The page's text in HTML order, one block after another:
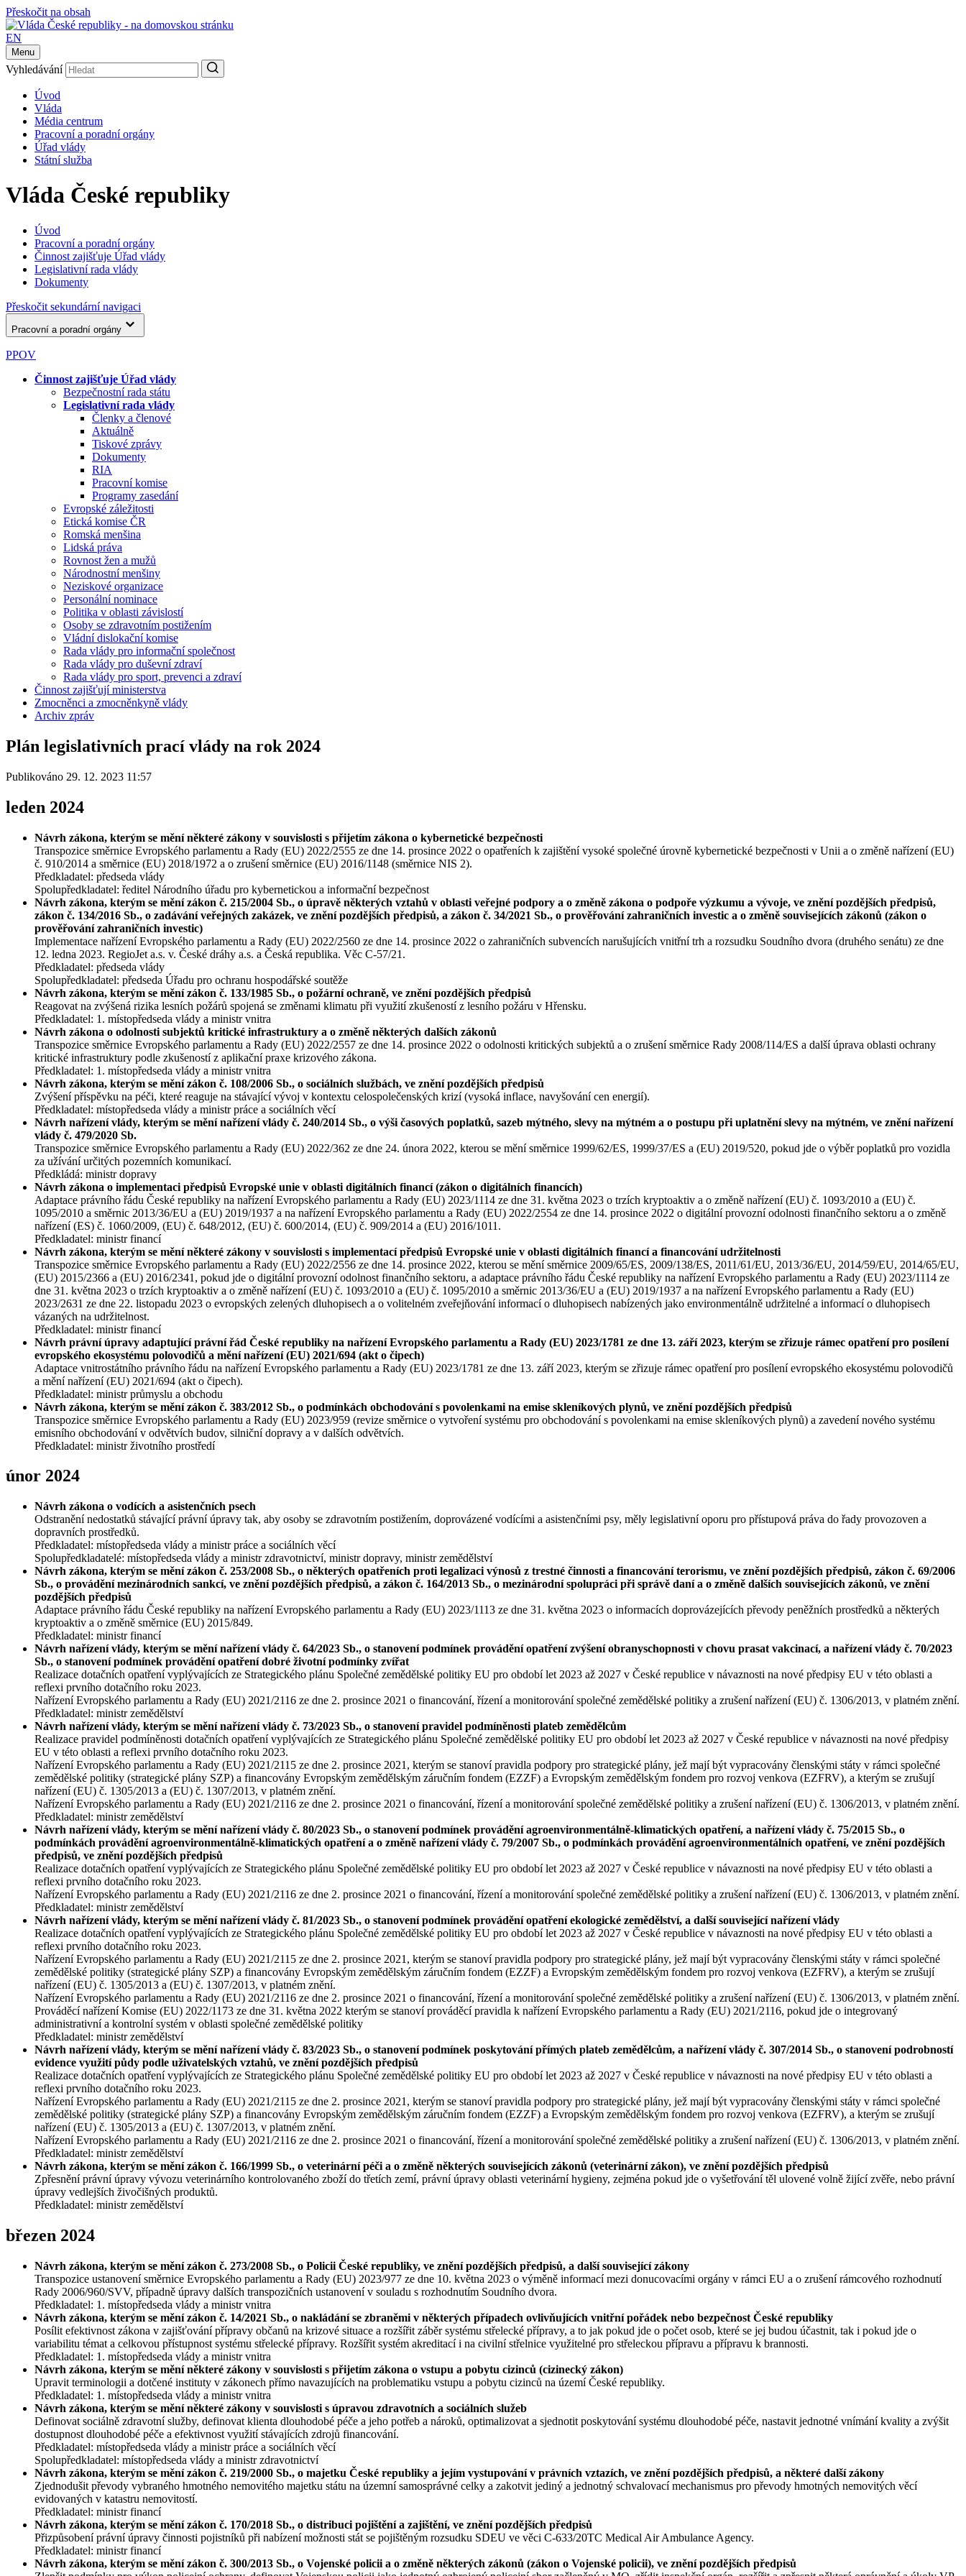
Přeskočit na obsah
EN
Menu
Vyhledávání
Úvod
Vláda
Média centrum
Pracovní a poradní orgány
Úřad vlády
Státní služba
Vláda České republiky
Úvod
Pracovní a poradní orgány
Činnost zajišťuje Úřad vlády
Legislativní rada vlády
Dokumenty
Přeskočit sekundární navigaci
Pracovní a poradní orgány
PPOV
Činnost zajišťuje Úřad vlády
Bezpečnostní rada státu
Legislativní rada vlády
Členky a členové
Aktuálně
Tiskové zprávy
Dokumenty
RIA
Pracovní komise
Programy zasedání
Evropské záležitosti
Etická komise ČR
Romská menšina
Lidská práva
Rovnost žen a mužů
Národnostní menšiny
Neziskové organizace
Personální nominace
Politika v oblasti závislostí
Osoby se zdravotním postižením
Vládní dislokační komise
Rada vlády pro informační společnost
Rada vlády pro duševní zdraví
Rada vlády pro sport, prevenci a zdraví
Činnost zajišťují ministerstva
Zmocněnci a zmocněnkyně vlády
Archiv zpráv
Plán legislativních prací vlády na rok 2024
Publikováno 29. 12. 2023 11:57
leden 2024
Návrh zákona, kterým se mění některé zákony v souvislosti s přijetím zákona o kybernetické bezpečnosti
Transpozice směrnice Evropského parlamentu a Rady (EU) 2022/2555 ze dne 14. prosince 2022 o opatřeních k zajištění vysoké společné úrovně kybernetické bezpečnosti v Unii a o změně nařízení (EU)
č. 910/2014 a směrnice (EU) 2018/1972 a o zrušení směrnice (EU) 2016/1148 (směrnice NIS 2).
Předkladatel: předseda vlády
Spolupředkladatel: ředitel Národního úřadu pro kybernetickou a informační bezpečnost
Návrh zákona, kterým se mění zákon č. 215/2004 Sb., o úpravě některých vztahů v oblasti veřejné podpory a o změně zákona o podpoře výzkumu a vývoje, ve znění pozdějších předpisů,
zákon č. 134/2016 Sb., o zadávání veřejných zakázek, ve znění pozdějších předpisů, a zákon č. 34/2021 Sb., o prověřování zahraničních investic a o změně souvisejících zákonů (zákon o
prověřování zahraničních investic)
Implementace nařízení Evropského parlamentu a Rady (EU) 2022/2560 ze dne 14. prosince 2022 o zahraničních subvencích narušujících vnitřní trh a rozsudku Soudního dvora (druhého senátu) ze dne
12. ledna 2023. RegioJet a.s. v. České dráhy a.s. a Česká republika. Věc C-57/21.
Předkladatel: předseda vlády
Spolupředkladatel: předseda Úřadu pro ochranu hospodářské soutěže
Návrh zákona, kterým se mění zákon č. 133/1985 Sb., o požární ochraně, ve znění pozdějších předpisů
Reagovat na zvýšená rizika lesních požárů spojená se změnami klimatu při využití zkušeností z lesního požáru v Hřensku.
Předkladatel: 1. místopředseda vlády a ministr vnitra
Návrh zákona o odolnosti subjektů kritické infrastruktury a o změně některých dalších zákonů
Transpozice směrnice Evropského parlamentu a Rady (EU) 2022/2557 ze dne 14. prosince 2022 o odolnosti kritických subjektů a o zrušení směrnice Rady 2008/114/ES a další úprava oblasti ochrany
kritické infrastruktury podle zkušeností z aplikační praxe krizového zákona.
Předkladatel: 1. místopředseda vlády a ministr vnitra
Návrh zákona, kterým se mění zákon č. 108/2006 Sb., o sociálních službách, ve znění pozdějších předpisů
Zvýšení příspěvku na péči, které reaguje na stávající vývoj v kontextu celospolečenských krizí (vysoká inflace, navyšování cen energií).
Předkladatel: místopředseda vlády a ministr práce a sociálních věcí
Návrh nařízení vlády, kterým se mění nařízení vlády č. 240/2014 Sb., o výši časových poplatků, sazeb mýtného, slevy na mýtném a o postupu při uplatnění slevy na mýtném, ve znění nařízení
vlády č. 479/2020 Sb.
Transpozice směrnice Evropského parlamentu a Rady (EU) 2022/362 ze dne 24. února 2022, kterou se mění směrnice 1999/62/ES, 1999/37/ES a (EU) 2019/520, pokud jde o výběr poplatků pro vozidla
za užívání určitých pozemních komunikací.
Předkládá: ministr dopravy
Návrh zákona o implementaci předpisů Evropské unie v oblasti digitálních financí (zákon o digitálních financích)
Adaptace právního řádu České republiky na nařízení Evropského parlamentu a Rady (EU) 2023/1114 ze dne 31. května 2023 o trzích kryptoaktiv a o změně nařízení (EU) č. 1093/2010 a (EU) č.
1095/2010 a směrnic 2013/36/EU a (EU) 2019/1937 a na nařízení Evropského parlamentu a Rady (EU) 2022/2554 ze dne 14. prosince 2022 o digitální provozní odolnosti finančního sektoru a o změně
nařízení (ES) č. 1060/2009, (EU) č. 648/2012, (EU) č. 600/2014, (EU) č. 909/2014 a (EU) 2016/1011.
Předkladatel: ministr financí
Návrh zákona, kterým se mění některé zákony v souvislosti s implementací předpisů Evropské unie v oblasti digitálních financí a financování udržitelnosti
Transpozice směrnice Evropského parlamentu a Rady (EU) 2022/2556 ze dne 14. prosince 2022, kterou se mění směrnice 2009/65/ES, 2009/138/ES, 2011/61/EU, 2013/36/EU, 2014/59/EU, 2014/65/EU,
(EU) 2015/2366 a (EU) 2016/2341, pokud jde o digitální provozní odolnost finančního sektoru, a adaptace právního řádu České republiky na nařízení Evropského parlamentu a Rady (EU) 2023/1114 ze
dne 31. května 2023 o trzích kryptoaktiv a o změně nařízení (EU) č. 1093/2010 a (EU) č. 1095/2010 a směrnic 2013/36/EU a (EU) 2019/1937 a na nařízení Evropského parlamentu a Rady (EU)
2023/2631 ze dne 22. listopadu 2023 o evropských zelených dluhopisech a o volitelném zveřejňování informací o dluhopisech nabízených jako environmentálně udržitelné a informací o dluhopisech
vázaných na udržitelnost.
Předkladatel: ministr financí
Návrh právní úpravy adaptující právní řád České republiky na nařízení Evropského parlamentu a Rady (EU) 2023/1781 ze dne 13. září 2023, kterým se zřizuje rámec opatření pro posílení
evropského ekosystému polovodičů a mění nařízení (EU) 2021/694 (akt o čipech)
Adaptace vnitrostátního právního řádu na nařízení Evropského parlamentu a Rady (EU) 2023/1781 ze dne 13. září 2023, kterým se zřizuje rámec opatření pro posílení evropského ekosystému polovodičů
a mění nařízení (EU) 2021/694 (akt o čipech).
Předkladatel: ministr průmyslu a obchodu
Návrh zákona, kterým se mění zákon č. 383/2012 Sb., o podmínkách obchodování s povolenkami na emise skleníkových plynů, ve znění pozdějších předpisů
Transpozice směrnice Evropského parlamentu a Rady (EU) 2023/959 (revize směrnice o vytvoření systému pro obchodování s povolenkami na emise skleníkových plynů) a zavedení nového systému
emisního obchodování v odvětvích budov, silniční dopravy a v dalších odvětvích.
Předkladatel: ministr životního prostředí
únor 2024
Návrh zákona o vodících a asistenčních psech
Odstranění nedostatků stávající právní úpravy tak, aby osoby se zdravotním postižením, doprovázené vodícími a asistenčními psy, měly legislativní oporu pro přístupová práva do řady provozoven a
dopravních prostředků.
Předkladatel: místopředseda vlády a ministr práce a sociálních věcí
Spolupředkladatelé: místopředseda vlády a ministr zdravotnictví, ministr dopravy, ministr zemědělství
Návrh zákona, kterým se mění zákon č. 253/2008 Sb., o některých opatřeních proti legalizaci výnosů z trestné činnosti a financování terorismu, ve znění pozdějších předpisů, zákon č. 69/2006
Sb., o provádění mezinárodních sankcí, ve znění pozdějších předpisů, a zákon č. 164/2013 Sb., o mezinárodní spolupráci při správě daní a o změně dalších souvisejících zákonů, ve znění
pozdějších předpisů
Adaptace právního řádu České republiky na nařízení Evropského parlamentu a Rady (EU) 2023/1113 ze dne 31. května 2023 o informacích doprovázejících převody peněžních prostředků a některých
kryptoaktiv a o změně směrnice (EU) 2015/849.
Předkladatel: ministr financí
Návrh nařízení vlády, kterým se mění nařízení vlády č. 64/2023 Sb., o stanovení podmínek provádění opatření zvýšení obranyschopnosti v chovu prasat vakcinací, a nařízení vlády č. 70/2023
Sb., o stanovení podmínek provádění opatření dobré životní podmínky zvířat
Realizace dotačních opatření vyplývajících ze Strategického plánu Společné zemědělské politiky EU pro období let 2023 až 2027 v České republice v návaznosti na nové předpisy EU v této oblasti a
reflexi prvního dotačního roku 2023.
Nařízení Evropského parlamentu a Rady (EU) 2021/2116 ze dne 2. prosince 2021 o financování, řízení a monitorování společné zemědělské politiky a zrušení nařízení (EU) č. 1306/2013, v platném znění.
Předkladatel: ministr zemědělství
Návrh nařízení vlády, kterým se mění nařízení vlády č. 73/2023 Sb., o stanovení pravidel podmíněnosti plateb zemědělcům
Realizace pravidel podmíněnosti dotačních opatření vyplývajících ze Strategického plánu Společné zemědělské politiky EU pro období let 2023 až 2027 v České republice v návaznosti na nové předpisy
EU v této oblasti a reflexi prvního dotačního roku 2023.
Nařízení Evropského parlamentu a Rady (EU) 2021/2115 ze dne 2. prosince 2021, kterým se stanoví pravidla podpory pro strategické plány, jež mají být vypracovány členskými státy v rámci společné
zemědělské politiky (strategické plány SZP) a financovány Evropským zemědělským záručním fondem (EZZF) a Evropským zemědělským fondem pro rozvoj venkova (EZFRV), a kterým se zrušují
nařízení (EU) č. 1305/2013 a (EU) č. 1307/2013, v platném znění.
Nařízení Evropského parlamentu a Rady (EU) 2021/2116 ze dne 2. prosince 2021 o financování, řízení a monitorování společné zemědělské politiky a zrušení nařízení (EU) č. 1306/2013, v platném znění.
Předkladatel: ministr zemědělství
Návrh nařízení vlády, kterým se mění nařízení vlády č. 80/2023 Sb., o stanovení podmínek provádění agroenvironmentálně-klimatických opatření, a nařízení vlády č. 75/2015 Sb., o
podmínkách provádění agroenvironmentálně-klimatických opatření a o změně nařízení vlády č. 79/2007 Sb., o podmínkách provádění agroenvironmentálních opatření, ve znění pozdějších
předpisů, ve znění pozdějších předpisů
Realizace dotačních opatření vyplývajících ze Strategického plánu Společné zemědělské politiky EU pro období let 2023 až 2027 v České republice v návaznosti na nové předpisy EU v této oblasti a
reflexi prvního dotačního roku 2023.
Nařízení Evropského parlamentu a Rady (EU) 2021/2116 ze dne 2. prosince 2021 o financování, řízení a monitorování společné zemědělské politiky a zrušení nařízení (EU) č. 1306/2013, v platném znění.
Předkladatel: ministr zemědělství
Návrh nařízení vlády, kterým se mění nařízení vlády č. 81/2023 Sb., o stanovení podmínek provádění opatření ekologické zemědělství, a další související nařízení vlády
Realizace dotačních opatření vyplývajících ze Strategického plánu Společné zemědělské politiky EU pro období let 2023 až 2027 v České republice v návaznosti na nové předpisy EU v této oblasti a
reflexi prvního dotačního roku 2023.
Nařízení Evropského parlamentu a Rady (EU) 2021/2115 ze dne 2. prosince 2021, kterým se stanoví pravidla podpory pro strategické plány, jež mají být vypracovány členskými státy v rámci společné
zemědělské politiky (strategické plány SZP) a financovány Evropským zemědělským záručním fondem (EZZF) a Evropským zemědělským fondem pro rozvoj venkova (EZFRV), a kterým se zrušují
nařízení (EU) č. 1305/2013 a (EU) č. 1307/2013, v platném znění.
Nařízení Evropského parlamentu a Rady (EU) 2021/2116 ze dne 2. prosince 2021 o financování, řízení a monitorování společné zemědělské politiky a zrušení nařízení (EU) č. 1306/2013, v platném znění.
Prováděcí nařízení Komise (EU) 2022/1173 ze dne 31. května 2022 kterým se stanoví prováděcí pravidla k nařízení Evropského parlamentu a Rady (EU) 2021/2116, pokud jde o integrovaný
administrativní a kontrolní systém v oblasti společné zemědělské politiky
Předkladatel: ministr zemědělství
Návrh nařízení vlády, kterým se mění nařízení vlády č. 83/2023 Sb., o stanovení podmínek poskytování přímých plateb zemědělcům, a nařízení vlády č. 307/2014 Sb., o stanovení podrobností
evidence využití půdy podle uživatelských vztahů, ve znění pozdějších předpisů
Realizace dotačních opatření vyplývajících ze Strategického plánu Společné zemědělské politiky EU pro období let 2023 až 2027 v České republice v návaznosti na nové předpisy EU v této oblasti a
reflexi prvního dotačního roku 2023.
Nařízení Evropského parlamentu a Rady (EU) 2021/2115 ze dne 2. prosince 2021, kterým se stanoví pravidla podpory pro strategické plány, jež mají být vypracovány členskými státy v rámci společné
zemědělské politiky (strategické plány SZP) a financovány Evropským zemědělským záručním fondem (EZZF) a Evropským zemědělským fondem pro rozvoj venkova (EZFRV), a kterým se zrušují
nařízení (EU) č. 1305/2013 a (EU) č. 1307/2013, v platném znění.
Nařízení Evropského parlamentu a Rady (EU) 2021/2116 ze dne 2. prosince 2021 o financování, řízení a monitorování společné zemědělské politiky a zrušení nařízení (EU) č. 1306/2013, v platném znění.
Předkladatel: ministr zemědělství
Návrh zákona, kterým se mění zákon č. 166/1999 Sb., o veterinární péči a o změně některých souvisejících zákonů (veterinární zákon), ve znění pozdějších předpisů
Zpřesnění právní úpravy vývozu veterinárního kontrolovaného zboží do třetích zemí, právní úpravy oblasti veterinární hygieny, zejména pokud jde o vyšetřování těl ulovené volně žijící zvěře, nebo právní
úpravy vedlejších živočišných produktů.
Předkladatel: ministr zemědělství
březen 2024
Návrh zákona, kterým se mění zákon č. 273/2008 Sb., o Policii České republiky, ve znění pozdějších předpisů, a další související zákony
Transpozice ustanovení směrnice Evropského parlamentu a Rady (EU) 2023/977 ze dne 10. května 2023 o výměně informací mezi donucovacími orgány v rámci EU a o zrušení rámcového rozhodnutí
Rady 2006/960/SVV, případně úpravy dalších transpozičních ustanovení v souladu s rozhodnutím Soudního dvora.
Předkladatel: 1. místopředseda vlády a ministr vnitra
Návrh zákona, kterým se mění zákon č. 14/2021 Sb., o nakládání se zbraněmi v některých případech ovlivňujících vnitřní pořádek nebo bezpečnost České republiky
Posílit efektivnost zákona v zajišťování přípravy občanů na krizové situace a rozšířit záběr systému střelecké přípravy, a to jak pokud jde o počet osob, které se jej budou účastnit, tak i pokud jde o
variabilitu témat a celkovou přístupnost systému střelecké přípravy. Rozšířit systém akreditací i na civilní střelnice využitelné pro střeleckou přípravu a přípravu k brannosti.
Předkladatel: 1. místopředseda vlády a ministr vnitra
Návrh zákona, kterým se mění některé zákony v souvislosti s přijetím zákona o vstupu a pobytu cizinců (cizinecký zákon)
Upravit terminologii a dotčené instituty v zákonech přímo navazujících na problematiku vstupu a pobytu cizinců na území České republiky.
Předkladatel: 1. místopředseda vlády a ministr vnitra
Návrh zákona, kterým se mění některé zákony v souvislosti s úpravou zdravotních a sociálních služeb
Definovat sociálně zdravotní služby, definovat klienta dlouhodobé péče a jeho potřeb a nároků, optimalizovat a sjednotit poskytování systému dlouhodobé péče, nastavit jednotné vnímání kvality a zvýšit
dostupnost dlouhodobé péče a efektivnost využití stávajících zdrojů financování.
Předkladatel: místopředseda vlády a ministr práce a sociálních věcí
Spolupředkladatel: místopředseda vlády a ministr zdravotnictví
Návrh zákona, kterým se mění zákon č. 219/2000 Sb., o majetku České republiky a jejím vystupování v právních vztazích, ve znění pozdějších předpisů, a některé další zákony
Zjednodušit převody vybraného hmotného nemovitého majetku státu na územní samosprávné celky a zakotvit jediný a jednotný schvalovací mechanismus pro převody hmotných nemovitých věcí
evidovaných v katastru nemovitostí.
Předkladatel: ministr financí
Návrh zákona, kterým se mění zákon č. 170/2018 Sb., o distribuci pojištění a zajištění, ve znění pozdějších předpisů
Přizpůsobení právní úpravy činnosti pojistníků při nabízení možnosti stát se pojištěným rozsudku SDEU ve věci C-633/20TC Medical Air Ambulance Agency.
Předkladatel: ministr financí
Návrh zákona, kterým se mění zákon č. 300/2013 Sb., o Vojenské policii a o změně některých zákonů (zákon o Vojenské policii), ve znění pozdějších předpisů